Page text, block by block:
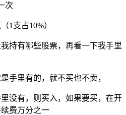
次
1支占10%）
持有哪些股票，再看一下我手里
手里有的，就不买也不卖，
没有，则买入，如果要买，在开
费万分之一